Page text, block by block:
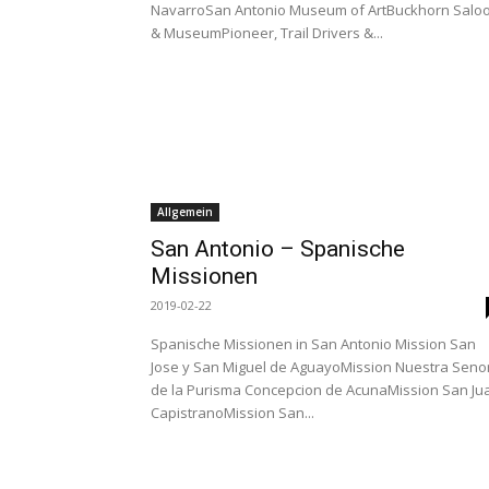
NavarroSan Antonio Museum of ArtBuckhorn
& MuseumPioneer, Trail Drivers &...
Allgemein
San Antonio – Spanische
Missionen
2019-02-22
Spanische Missionen in San Antonio Mission San
Jose y San Miguel de AguayoMission Nuestra
de la Purisma Concepcion de AcunaMission San
CapistranoMission San...